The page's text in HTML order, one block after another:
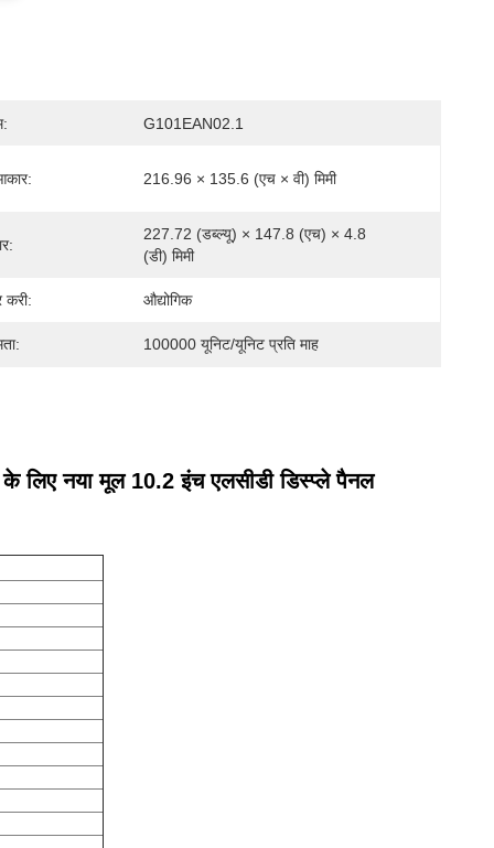
G101EAN02.1
216.96 × 135.6 (एच × वी) मिमी
227.72 (डब्ल्यू) × 147.8 (एच) × 4.8
(डी) मिमी
करी: औद्योगिक
100000 यूनिट/यूनिट प्रति माह
लिए नया मूल 10.2 इंच एलसीडी डिस्प्ले पैनल